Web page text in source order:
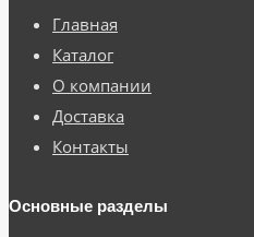
Главная
Каталог
О компании
Доставка
Контакты
Основные разделы